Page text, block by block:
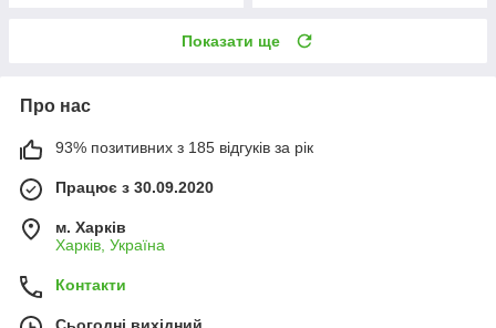
Показати ще
Про нас
93% позитивних з 185 відгуків за рік
Працює з 30.09.2020
м. Харків
Харків, Україна
Контакти
Сьогодні вихідний